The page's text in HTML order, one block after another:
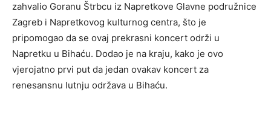
zahvalio Goranu Štrbcu iz Napretkove Glavne podružnice
Zagreb i Napretkovog kulturnog centra, što je
pripomogao da se ovaj prekrasni koncert održi u
Napretku u Bihaću. Dodao je na kraju, kako je ovo
vjerojatno prvi put da jedan ovakav koncert za
renesansnu lutnju održava u Bihaću.